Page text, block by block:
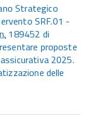
Strategico
SRF.01 -
189452 di
proposte
2025.
delle